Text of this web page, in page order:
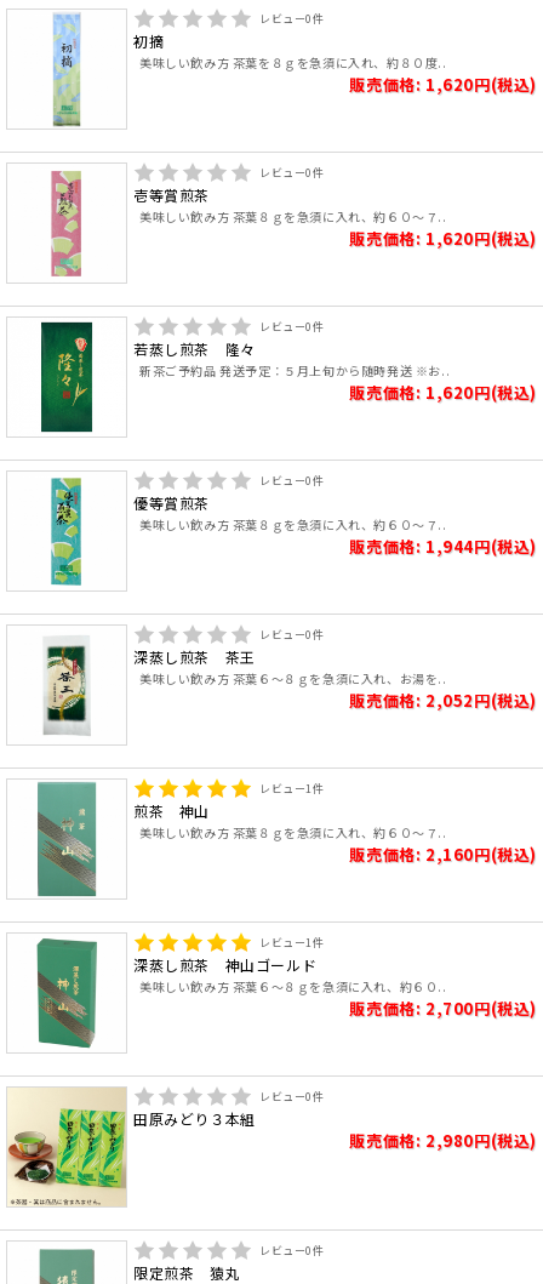
レビュー0件
初摘
美味しい飲み方 茶葉を８ｇを急須に入れ、約８０度..
販売価格: 1,620円(税込)
レビュー0件
壱等賞煎茶
美味しい飲み方 茶葉８ｇを急須に入れ、約６０～７..
販売価格: 1,620円(税込)
レビュー0件
若蒸し煎茶 隆々
新茶ご予約品 発送予定：５月上旬から随時発送 ※お..
販売価格: 1,620円(税込)
レビュー0件
優等賞煎茶
美味しい飲み方 茶葉８ｇを急須に入れ、約６０～７..
販売価格: 1,944円(税込)
レビュー0件
深蒸し煎茶 茶王
美味しい飲み方 茶葉６～８ｇを急須に入れ、お湯を..
販売価格: 2,052円(税込)
レビュー1件
煎茶 神山
美味しい飲み方 茶葉８ｇを急須に入れ、約６０～７..
販売価格: 2,160円(税込)
レビュー1件
深蒸し煎茶 神山ゴールド
美味しい飲み方 茶葉６～８ｇを急須に入れ、約６０..
販売価格: 2,700円(税込)
レビュー0件
田原みどり３本組
販売価格: 2,980円(税込)
レビュー0件
限定煎茶 猿丸